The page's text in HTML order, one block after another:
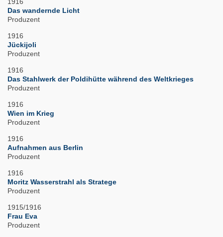
Das wandernde Licht
Produzent
1916
Jückijoli
Produzent
1916
Das Stahlwerk der Poldihütte während des Weltkrieges
Produzent
1916
Wien im Krieg
Produzent
1916
Aufnahmen aus Berlin
Produzent
1916
Moritz Wasserstrahl als Stratege
Produzent
1915/1916
Frau Eva
Produzent